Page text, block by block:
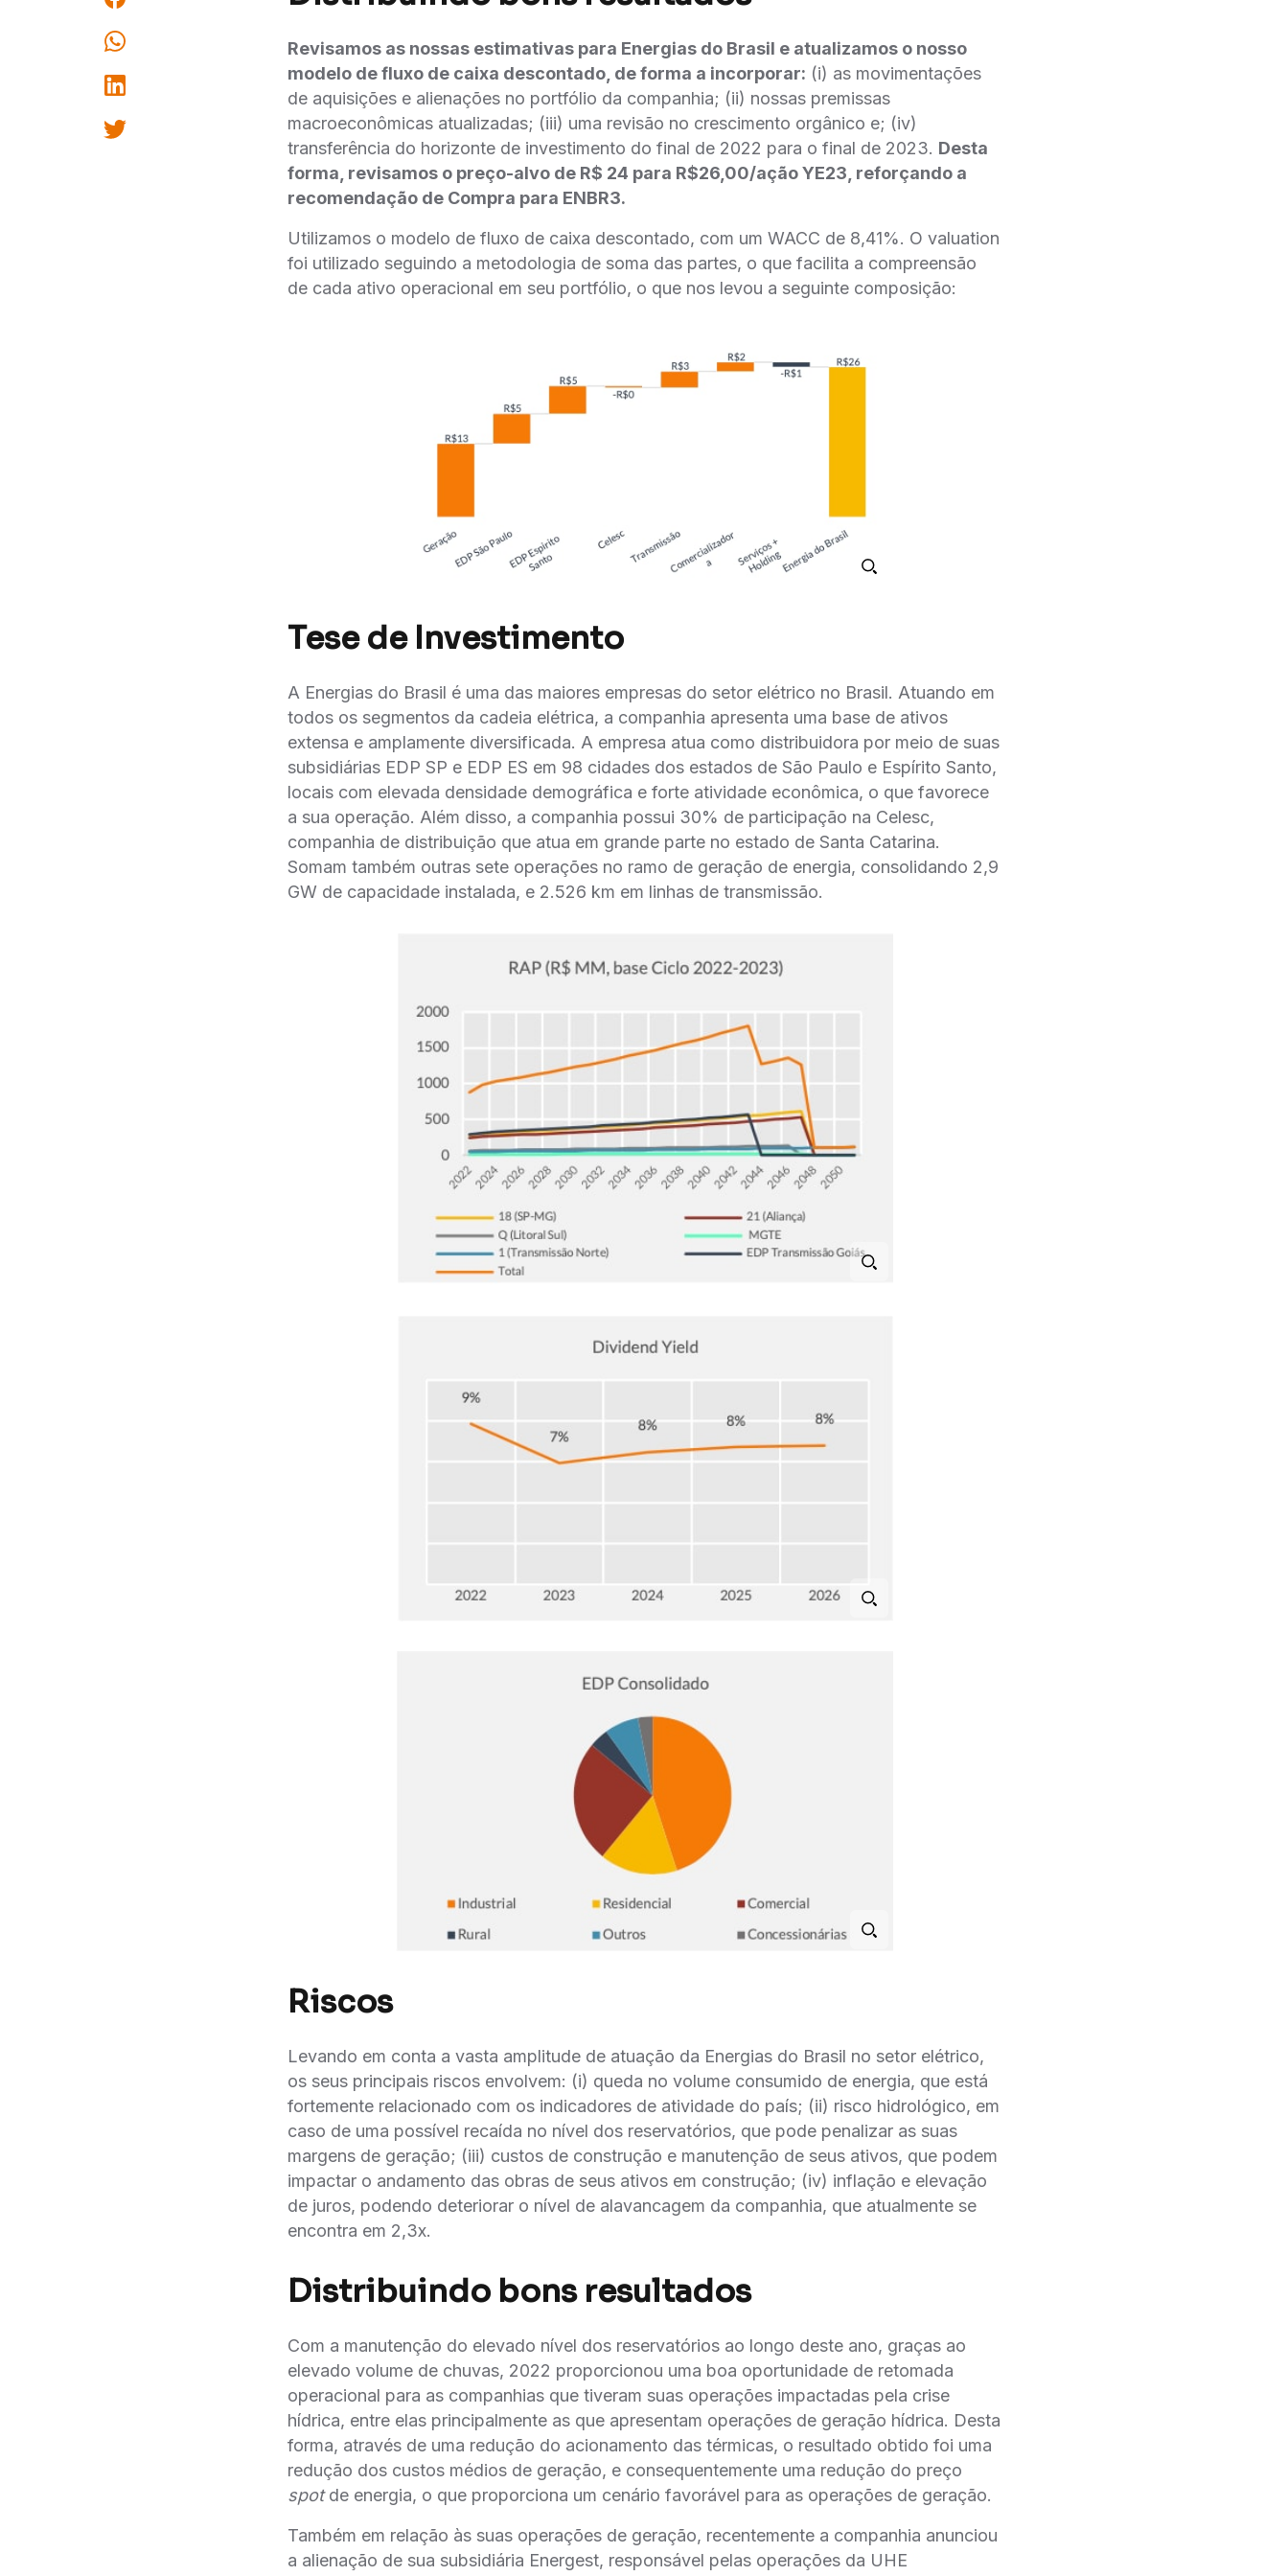
Revisamos as nossas estimativas para Energias do Brasil e atualizamos o nosso
modelo de fluxo de caixa descontado, de forma a incorporar: (i) as movimentações
de aquisições e alienações no portfólio da companhia; (ii) nossas premissas
macroeconômicas atualizadas; (iii) uma revisão no crescimento orgânico e; (iv)
transferência do horizonte de investimento do final de 2022 para o final de 2023. Desta
forma, revisamos o preço-alvo de R$ 24 para R$26,00/ação YE23, reforçando a
recomendação de Compra para ENBR3.
Utilizamos o modelo de fluxo de caixa descontado, com um WACC de 8,41%. O valuation
foi utilizado seguindo a metodologia de soma das partes, o que facilita a compreensão
de cada ativo operacional em seu portfólio, o que nos levou a seguinte composição:
Tese de Investimento
A Energias do Brasil é uma das maiores empresas do setor elétrico no Brasil. Atuando em
todos os segmentos da cadeia elétrica, a companhia apresenta uma base de ativos
extensa e amplamente diversificada. A empresa atua como distribuidora por meio de suas
subsidiárias EDP SP e EDP ES em 98 cidades dos estados de São Paulo e Espírito Santo,
locais com elevada densidade demográfica e forte atividade econômica, o que favorece
a sua operação. Além disso, a companhia possui 30% de participação na Celesc,
companhia de distribuição que atua em grande parte no estado de Santa Catarina.
Somam também outras sete operações no ramo de geração de energia, consolidando 2,9
GW de capacidade instalada, e 2.526 km em linhas de transmissão.
Riscos
Levando em conta a vasta amplitude de atuação da Energias do Brasil no setor elétrico,
os seus principais riscos envolvem: (i) queda no volume consumido de energia, que está
fortemente relacionado com os indicadores de atividade do país; (ii) risco hidrológico, em
caso de uma possível recaída no nível dos reservatórios, que pode penalizar as suas
margens de geração; (iii) custos de construção e manutenção de seus ativos, que podem
impactar o andamento das obras de seus ativos em construção; (iv) inflação e elevação
de juros, podendo deteriorar o nível de alavancagem da companhia, que atualmente se
encontra em 2,3x.
Distribuindo bons resultados
Com a manutenção do elevado nível dos reservatórios ao longo deste ano, graças ao
elevado volume de chuvas, 2022 proporcionou uma boa oportunidade de retomada
operacional para as companhias que tiveram suas operações impactadas pela crise
hídrica, entre elas principalmente as que apresentam operações de geração hídrica. Desta
forma, através de uma redução do acionamento das térmicas, o resultado obtido foi uma
redução dos custos médios de geração, e consequentemente uma redução do preço
spotde energia, o que proporciona um cenário favorável para as operações de geração.
Também em relação às suas operações de geração, recentemente a companhia anunciou
a alienação de sua subsidiária Energest, responsável pelas operações da UHE